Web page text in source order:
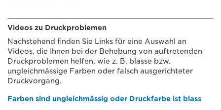
Videos zu Druckproblemen
Nachstehend finden Sie Links für eine Auswahl an
Videos, die Ihnen bei der Behebung von auftretenden
Druckproblemen helfen, wie z. B. blasse bzw.
ungleichmässige Farben oder falsch ausgerichteter
Druckvorgang.
Farben sind ungleichmässig oder Druckfarbe ist blass